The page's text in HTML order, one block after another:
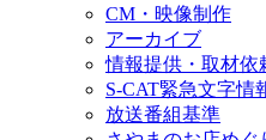
CM・映像制作
アーカイブ
情報提供・取材依
S-CAT緊急文字情
放送番組基準